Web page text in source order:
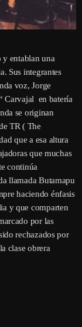
y entablan una
Sus integrantes
voz, Jorge
Carvajal en batería
se originan
TR ( The
que a esa altura
que muchas
continúa
llamada Butamapu
haciendo énfasis
y que comparten
por las
rechazados por
clase obrera